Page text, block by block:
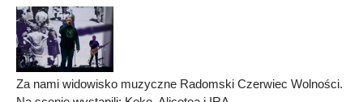
Za nami widowisko muzyczne Radomski Czerwiec Wolności.